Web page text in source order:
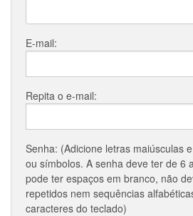
E-mail:
Repita o e-mail:
Senha: (Adicione letras maiúsculas
ou símbolos. A senha deve ter de 6
pode ter espaços em branco, não
repetidos nem sequências
caracteres do teclado)